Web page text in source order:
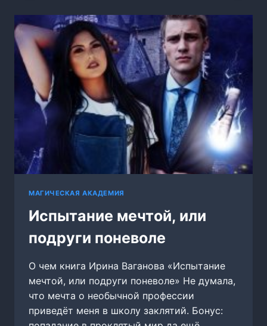
МАГИЧЕСКАЯ АКАДЕМИЯ
Испытание мечтой, или
подруги поневоле
О чем книга Ирина Ваганова «Испытание
мечтой, или подруги поневоле» Не думала,
что мечта о необычной профессии
приведёт меня в школу заклятий. Бонус: